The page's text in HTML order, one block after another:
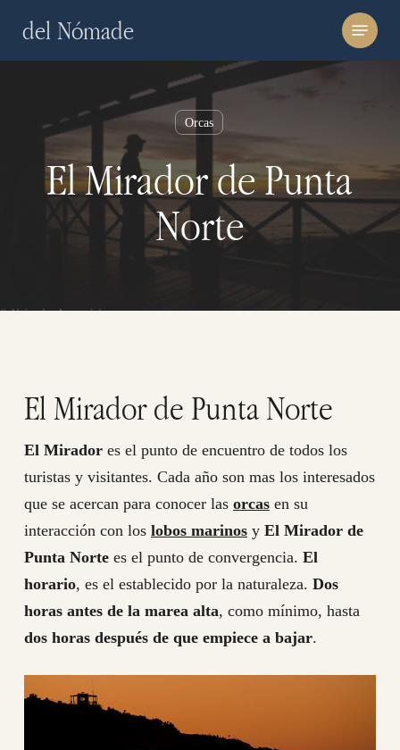
del Nómade Menu
Orcas
El Mirador de Punta
Norte
El Mirador de Punta Norte
El Miradores el punto de encuentro de todos los
turistas y visitantes. Cada año son mas los interesados
que se acercan para conocer las orcasen su
interacción con los lobos marinosy El Mirador de
Punta Nortees el punto de convergencia. El
horario, es el establecido por la naturaleza. Dos
horas antes de la marea alta, como mínimo, hasta
dos horas después de que empiece a bajar.